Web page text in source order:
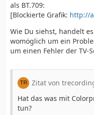
als BT.709:
[Blockierte Grafik: http://
Wie Du siehst, handelt
womöglich um ein
um einen Fehler der TV-
Zitat von
Hat das was mit
tun?